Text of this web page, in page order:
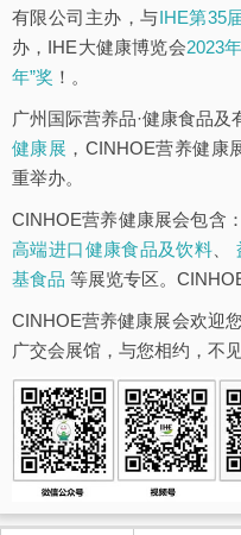
有限公司主办，与IHE第35
办，IHE大健康博览会2023
年”奖 ！。
广州国际营养品·健康食品及
健康展 ，CINHOE营养健康
重举办。
CINHOE营养健康展会包含：
高端进口健康食品及饮料
基食品 等展览专区。
CINHOE营养健康展会欢迎
广交会展馆，与您相约，不